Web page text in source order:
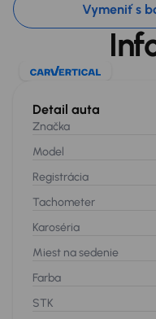
Vymeniť s
Detail auta
Značka
Model
Registrácia
Tachometer
Karoséria
Miest na sedenie
Farba
STK